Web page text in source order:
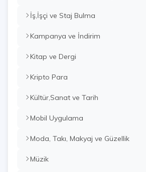
İş,İşçi ve Staj Bulma
Kampanya ve İndirim
Kitap ve Dergi
Kripto Para
Kültür,Sanat ve Tarih
Mobil Uygulama
Moda, Takı, Makyaj ve Güzellik
Müzik